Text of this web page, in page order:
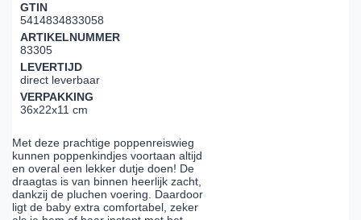
GTIN
5414834833058
ARTIKELNUMMER
83305
LEVERTIJD
direct leverbaar
VERPAKKING
36x22x11 cm
Met deze prachtige poppenreiswieg
kunnen poppenkindjes voortaan altijd
en overal een lekker dutje doen! De
draagtas is van binnen heerlijk zacht,
dankzij de pluchen voering. Daardoor
ligt de baby extra comfortabel, zeker